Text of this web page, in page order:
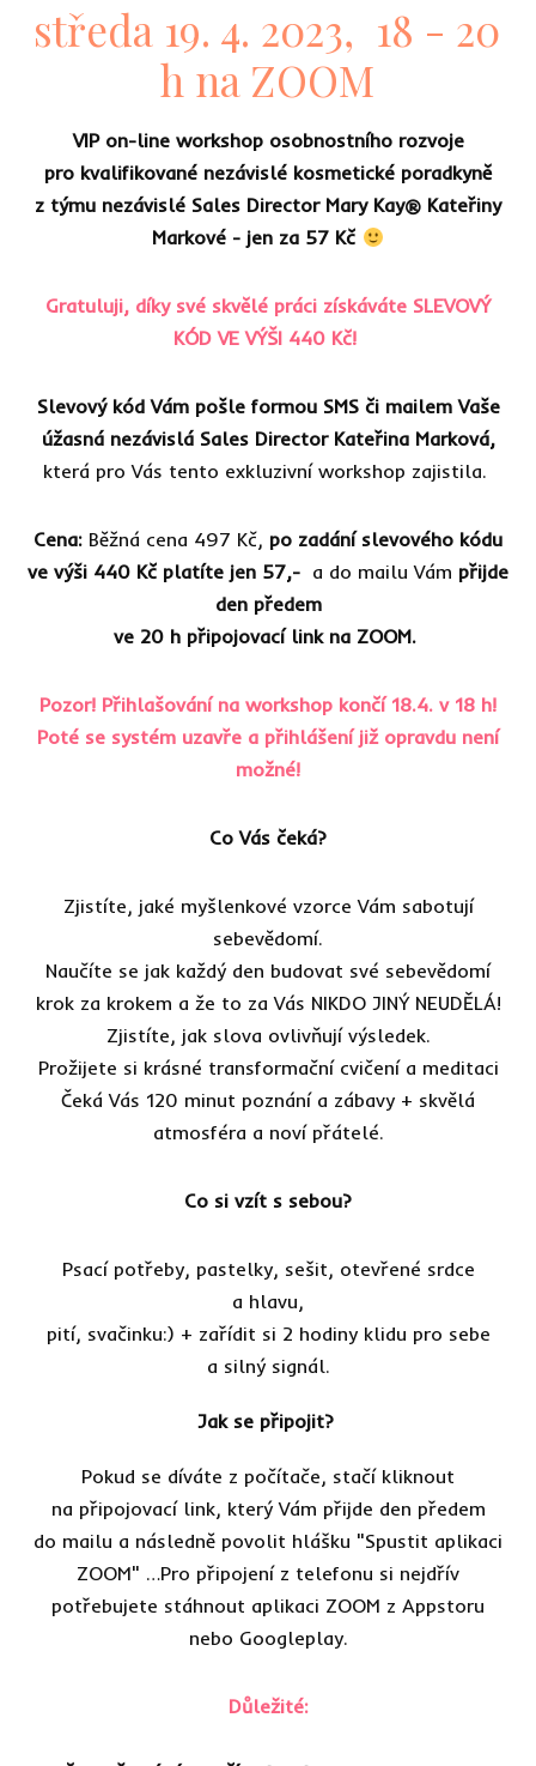
středa 19. 4. 2023, 18 - 20
h na ZOOM
VIP on-line workshop osobnostního rozvoje
pro kvalifikované nezávislé kosmetické poradkyně
z týmu nezávislé Sales Director Mary Kay® Kateřiny
Markové - jen za 57 Kč
Gratuluji, díky své skvělé práci získáváte SLEVOVÝ
KÓD VE VÝŠI 440 Kč!
Slevový kód Vám pošle formou SMS či mailem Vaše
úžasná nezávislá Sales Director Kateřina Marková,
která pro Vás tento exkluzivní workshop zajistila.
Cena: Běžná cena 497 Kč, po zadání slevového kódu
ve výši 440 Kč platíte jen 57,- a do mailu Vám přijde
den předem
ve 20 h připojovací link na ZOOM.
Pozor! Přihlašování na workshop končí 18.4. v 18 h!
Poté se systém uzavře a přihlášení již opravdu není
možné!
Co Vás čeká?
Zjistíte, jaké myšlenkové vzorce Vám sabotují
sebevědomí.
Naučíte se jak každý den budovat své sebevědomí
krok za krokem a že to za Vás NIKDO JINÝ NEUDĚLÁ!
Zjistíte, jak slova ovlivňují výsledek.
Prožijete si krásné transformační cvičení a meditaci
Čeká Vás 120 minut poznání a zábavy + skvělá
atmosféra a noví přátelé.
Co si vzít s sebou?
Psací potřeby, pastelky, sešit, otevřené srdce
a hlavu,
pití, svačinku:) + zařídit si 2 hodiny klidu pro sebe
a silný signál.
Jak se připojit?
Pokud se díváte z počítače, stačí kliknout
na připojovací link, který Vám přijde den předem
do mailu a následně povolit hlášku "Spustit aplikaci
ZOOM" …Pro připojení z telefonu si nejdřív
potřebujete stáhnout aplikaci ZOOM z Appstoru
nebo Googleplay.
Důležité: